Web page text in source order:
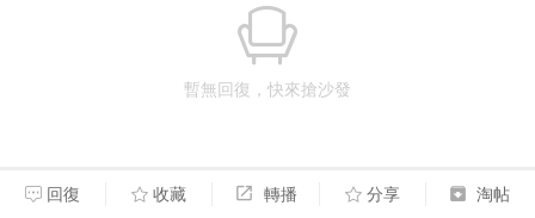
暫無回復，快來搶沙發
回復 收藏 轉播 分享 淘帖